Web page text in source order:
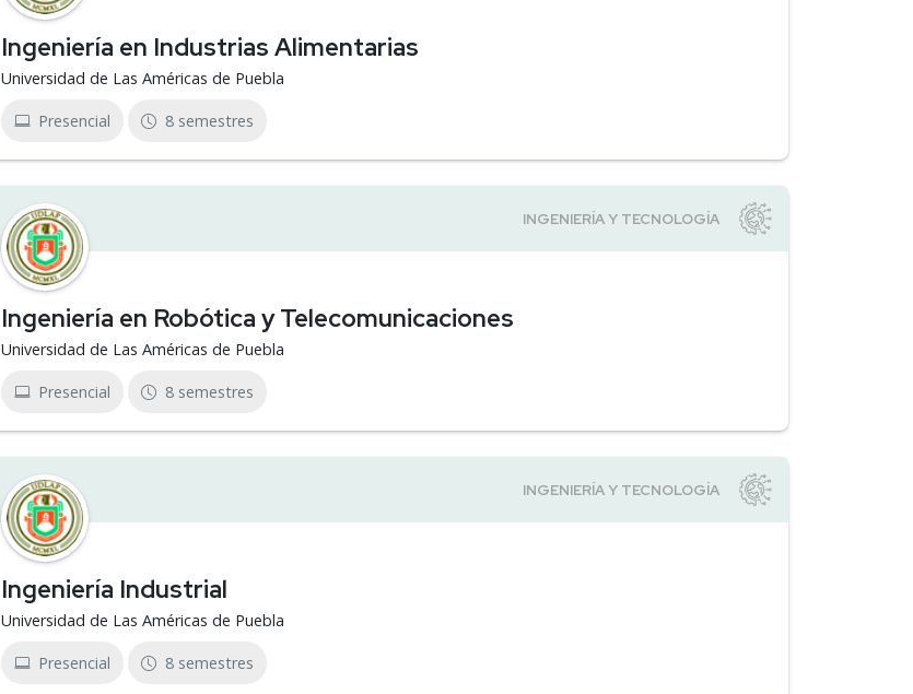
Ingeniería en Industrias Alimentarias
Universidad de Las Américas de Puebla
Presencial 8 semestres
Ingeniería en Robótica y Telecomunicaciones
Universidad de Las Américas de Puebla
Presencial 8 semestres
Ingeniería Industrial
Universidad de Las Américas de Puebla
Presencial 8 semestres